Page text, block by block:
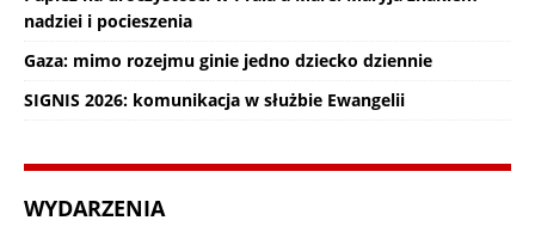
nadziei i pocieszenia
Gaza: mimo rozejmu ginie jedno dziecko dziennie
SIGNIS 2026: komunikacja w służbie Ewangelii
WYDARZENIA